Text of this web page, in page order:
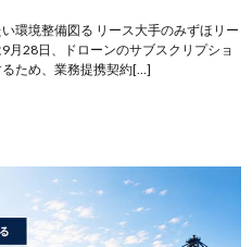
環境整備図る リース大手のみずほリー
月28日、ドローンのサブスクリプショ
ため、業務提携契約[…]